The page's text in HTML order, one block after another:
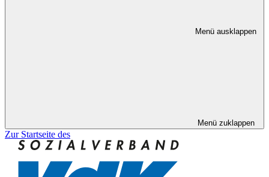
Menü ausklappen
Menü zuklappen
Zur Startseite des